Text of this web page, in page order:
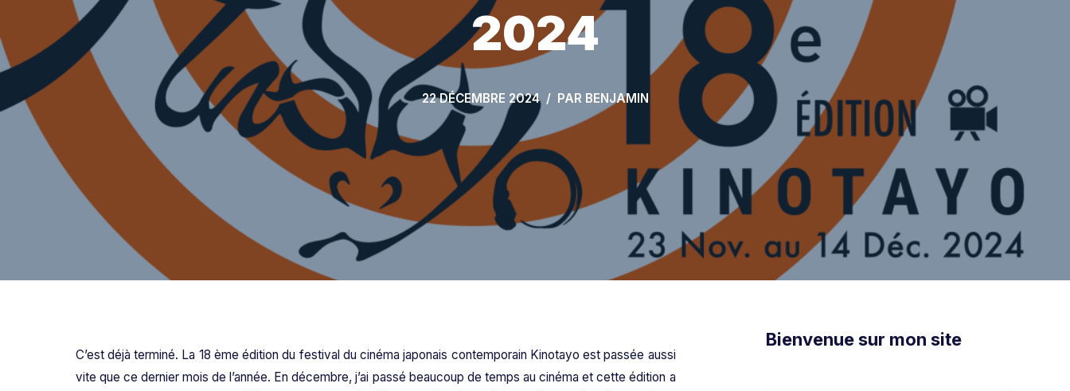
2024
22 DÉCEMBRE 2024 PAR BENJAMIN
C’est déjà terminé. La 18 ème édition du festival du cinéma japonais contemporain Kinotayo est passée aussi
vite que ce dernier mois de l’année. En décembre, j’ai passé beaucoup de temps au cinéma et cette édition a
Bienvenue sur mon site